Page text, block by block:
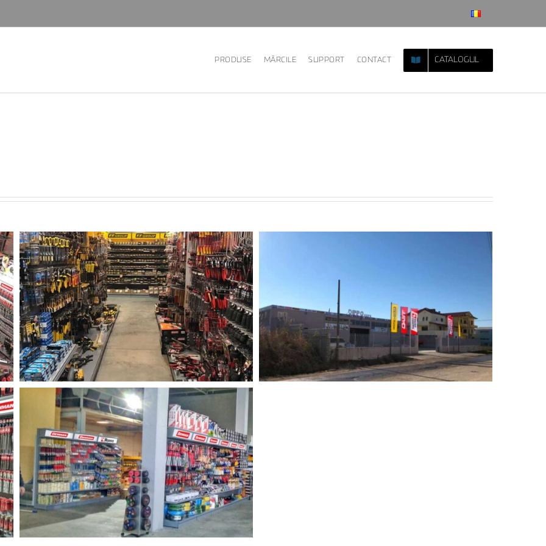
PRODUSE MĂRCILE SUPPORT CONTACT CATALOGUL